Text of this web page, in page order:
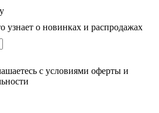
узнает о новинках и распродажах
с условиями оферты и